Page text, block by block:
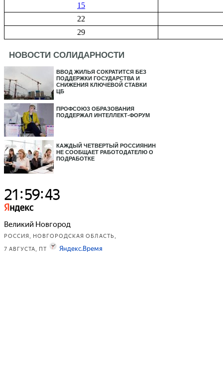
15
22
29
НОВОСТИ СОЛИДАРНОСТИ
ВВОД ЖИЛЬЯ СОКРАТИТСЯ БЕЗ
ПОДДЕРЖКИ ГОСУДАРСТВА И
СНИЖЕНИЯ КЛЮЧЕВОЙ СТАВКИ
ЦБ
ПРОФСОЮЗ ОБРАЗОВАНИЯ
ПОДДЕРЖАЛ ИНТЕЛЛЕКТ-ФОРУМ
КАЖДЫЙ ЧЕТВЕРТЫЙ РОССИЯНИН
НЕ СООБЩАЕТ РАБОТОДАТЕЛЮ О
ПОДРАБОТКЕ